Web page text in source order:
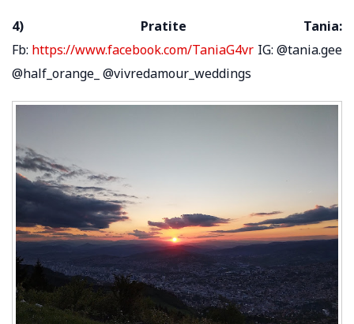
4) Pratite Tania:
Fb: https://www.facebook.com/TaniaG4vr IG: @tania.gee
@half_orange_ @vivredamour_weddings